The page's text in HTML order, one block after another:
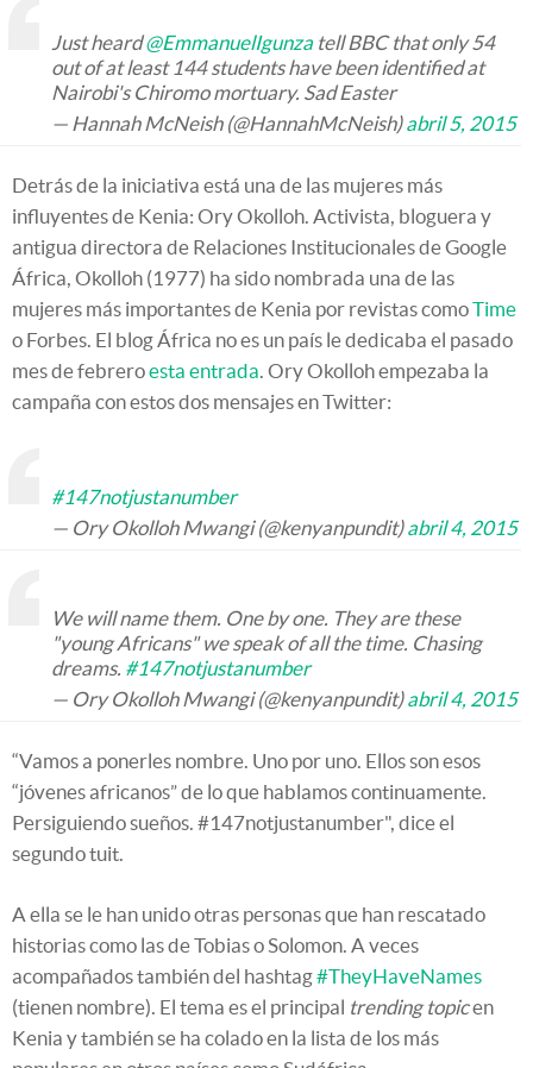
Just heard@EmmanuelIgunza tell BBC that only 54
out of at least 144 students have been identified at
Nairobi's Chiromo mortuary. Sad Easter
— Hannah McNeish (@HannahMcNeish)abril 5, 2015
Detrás de la iniciativa está una de las mujeres más
influyentes de Kenia: Ory Okolloh. Activista, bloguera y
antigua directora de Relaciones Institucionales de Google
África, Okolloh (1977) ha sido nombrada una de las
mujeres más importantes de Kenia por revistas comoTime
o Forbes. El blog África no es un país le dedicaba el pasado
mes de febreroesta entrada. Ory Okolloh empezaba la
campaña con estos dos mensajes en Twitter:
#147notjustanumber
— Ory Okolloh Mwangi (@kenyanpundit)abril 4, 2015
We will name them. One by one. They are these
"young Africans" we speak of all the time. Chasing
dreams. #147notjustanumber
— Ory Okolloh Mwangi (@kenyanpundit)abril 4, 2015
“Vamos a ponerles nombre. Uno por uno. Ellos son esos
“jóvenes africanos” de lo que hablamos continuamente.
Persiguiendo sueños. #147notjustanumber", dice el
segundo tuit.
A ella se le han unido otras personas que han rescatado
historias como las de Tobias o Solomon. A veces
acompañados también del hashtag#TheyHaveNames
(tienen nombre). El tema es el principal trending topicen
Kenia y también se ha colado en la lista de los más